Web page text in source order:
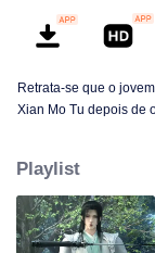
Retrata-se que o
Xian Mo Tu depois de
Playlist